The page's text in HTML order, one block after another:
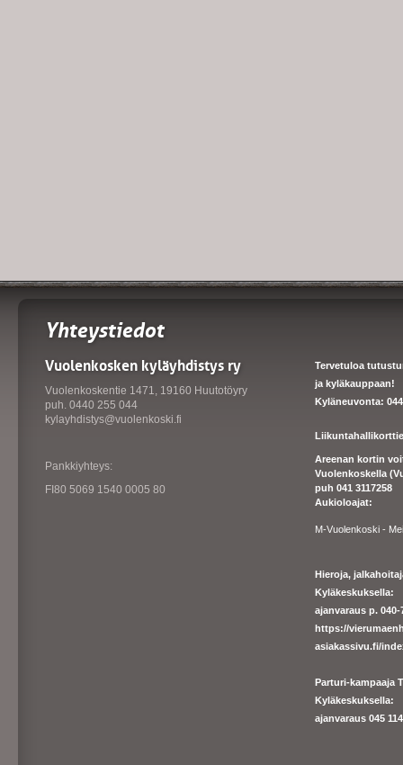
Yhteystiedot
Vuolenkosken kyläyhdistys ry
Vuolenkoskentie 1471, 19160 Huutotöyry
puh. 0440 255 044
kylayhdistys@vuolenkoski.fi
Pankkiyhteys:
FI80 5069 1540 0005 80
Tervetuloa
ja kyläkauppaan!
Kyläneuvonta: 044
Areenan kortin
Vuolenkoskella
puh 041 3117258
Aukioloajat:
M-Vuolenkoski -
Hieroja,
Kyläkeskuksella:
ajanvaraus p.
https://
asiakassivu.fi/
Parturi-kampaaja
Kyläkeskuksella:
ajanvaraus 045